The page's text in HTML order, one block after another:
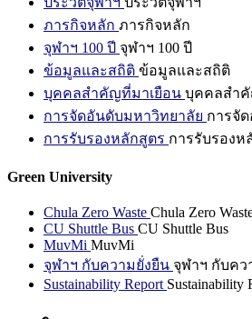
ภารกิจหลัก ภารกิจหลัก
จุฬาฯ 100 ปี จุฬาฯ 100 ปี
ข้อมูลและสถิติ ข้อมูลและสถิติ
บุคคลสำคัญที่มาเยือน บุคคลสำ
การจัดอันดับมหาวิทยาลัย การจั
การรับรองหลักสูตร การรับรองห
Green University
Chula Zero Waste Chula Zero
CU Shuttle Bus CU Shuttle Bus
MuvMi MuvMi
จุฬาฯ กับความยั่งยืน จุฬาฯ กับคว
Sustainability Report Sustainability